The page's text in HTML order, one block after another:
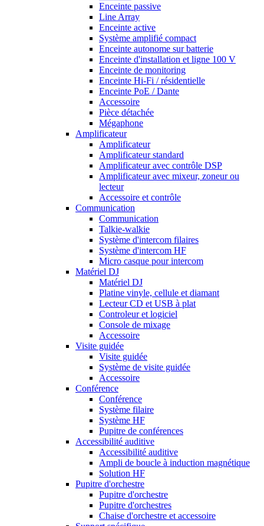
Enceinte passive
Line Array
Enceinte active
Système amplifié compact
Enceinte autonome sur batterie
Enceinte d'installation et ligne 100 V
Enceinte de monitoring
Enceinte Hi-Fi / résidentielle
Enceinte PoE / Dante
Accessoire
Pièce détachée
Mégaphone
Amplificateur
Amplificateur
Amplificateur standard
Amplificateur avec contrôle DSP
Amplificateur avec mixeur, zoneur ou
lecteur
Accessoire et contrôle
Communication
Communication
Talkie-walkie
Système d'intercom filaires
Système d'intercom HF
Micro casque pour intercom
Matériel DJ
Matériel DJ
Platine vinyle, cellule et diamant
Lecteur CD et USB à plat
Controleur et logiciel
Console de mixage
Accessoire
Visite guidée
Visite guidée
Système de visite guidée
Accessoire
Conférence
Conférence
Système filaire
Système HF
Pupitre de conférences
Accessibilité auditive
Accessibilité auditive
Ampli de boucle à induction magnétique
Solution HF
Pupitre d'orchestre
Pupitre d'orchestre
Pupitre d'orchestres
Chaise d'orchestre et accessoire